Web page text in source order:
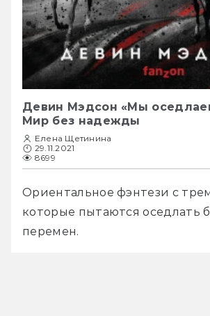
Девин Мэдсон «Мы
Мир без надежды
Елена Щетинина
29.11.2021
8699
Ориентальное фэнтези с
которые пытаются оседлать
перемен.